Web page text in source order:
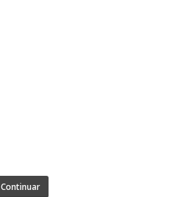
Continuar